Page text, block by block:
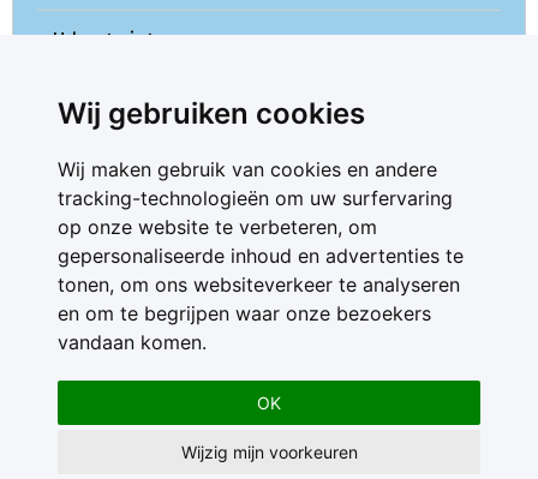
Wij gebruiken cookies
Wij maken gebruik van cookies en andere
tracking-technologieën om uw surfervaring
op onze website te verbeteren, om
gepersonaliseerde inhoud en advertenties te
tonen, om ons websiteverkeer te analyseren
en om te begrijpen waar onze bezoekers
vandaan komen.
OK
Wijzig mijn voorkeuren
U kunt niet meer reageren.
Contact
Feedback
Nieuwsbrief
Adverteren
Gebruikersvoorwaarden
Privacy Statement